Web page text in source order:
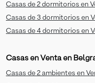
Casas de 2 dormitorios en
Casas de 3 dormitorios en
Casas de 4 dormitorios en
Casas en Venta en
Casas de 2 ambientes en